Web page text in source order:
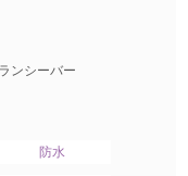
ンシーバー
防水